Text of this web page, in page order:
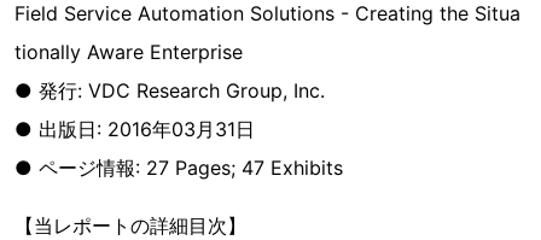
Field Service Automation Solutions - Creating the Situa
tionally Aware Enterprise
● 発行: VDC Research Group, Inc.
● 出版日: 2016年03月31日
● ページ情報: 27 Pages; 47 Exhibits
【当レポートの詳細目次】